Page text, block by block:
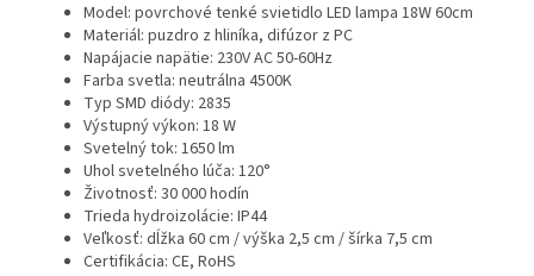
Model: povrchové tenké svietidlo LED lampa 18W 60cm
Materiál: puzdro z hliníka, difúzor z PC
Napájacie napätie: 230V AC 50-60Hz
Farba svetla: neutrálna 4500K
Typ SMD diódy: 2835
Výstupný výkon: 18 W
Svetelný tok: 1650 lm
Uhol svetelného lúča: 120°
Životnosť: 30 000 hodín
Trieda hydroizolácie: IP44
Veľkosť: dĺžka 60 cm / výška 2,5 cm / šírka 7,5 cm
Certifikácia: CE, RoHS